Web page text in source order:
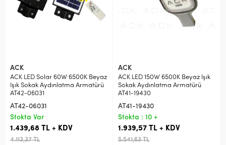
ACK
ACK LED Solar 60W 6500K Beyaz
Işık Sokak Aydınlatma Armatürü
AT42-06031
AT42-06031
Stokta Var
1.439,68 TL + KDV
4.113,37 TL
ACK
ACK LED 150W 6500K Beyaz Işık
Sokak Aydınlatma Armatürü
AT41-19430
AT41-19430
Stokta : 10 +
1.939,57 TL + KDV
5.541,63 TL